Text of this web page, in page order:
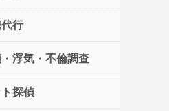
行
浮気・不倫調査
探偵